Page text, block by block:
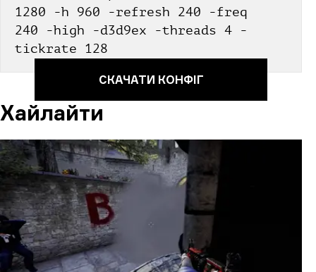
1280 -h 960 -refresh 240 -freq
240 -high -d3d9ex -threads 4 -
tickrate 128
СКАЧАТИ КОНФІГ
Хайлайти